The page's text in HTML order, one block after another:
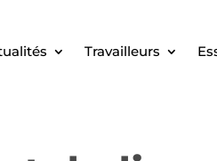
Travailleurs